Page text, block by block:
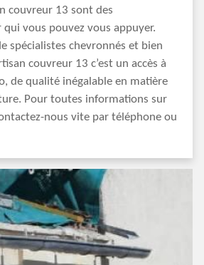
couvreur 13 sont des
vous pouvez vous appuyer.
spécialistes chevronnés et bien
couvreur 13 c’est un accès à
de qualité inégalable en matière
Pour toutes informations sur
nous vite par téléphone ou